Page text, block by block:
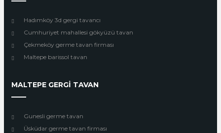
Hadımköy 3d gergi tavancı
Cumhuriyet mahallesi gökyüzü tavan
Çekmeköy germe tavan firması
Maltepe barissol tavan
MALTEPE GERGİ TAVAN
Gunesli germe tavan
Üsküdar germe tavan firması